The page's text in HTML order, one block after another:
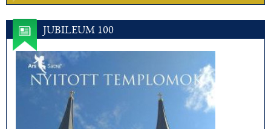
JUBILEUM 100